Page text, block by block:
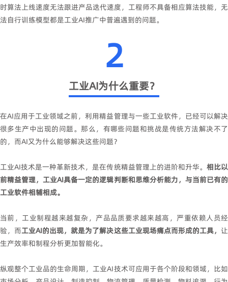
时算法上线速度无法跟进产品迭代速度，工程师不具备相应算法技能，无
法自行训练模型都是工业AI推广中普遍遇到的问题。
2
工业AI为什么重要？
在AI应用于工业领域之前，利用精益管理与一些工业软件，已经可以解决
很多生产中出现的问题。那么，有哪些问题和挑战是传统方法解决不了
的，而AI又为什么能够解决这些问题？
工业AI技术是一种革新技术，是在传统精益管理上的进阶和升华。 相比以
前精益管理，工业AI具备一定的逻辑判断和思维分析能力，与当前已有的
工业软件相辅相成。
当前，工业制程越来越复杂，产品品质要求越来越高，严重依赖人员经
验，而工业AI的出现，就是为了解决这些工业现场痛点而形成的工具，让
生产效率和制程分析更加智能化。
纵观整个工业品的生命周期，工业AI技术可应用于各个阶段和领域，比如